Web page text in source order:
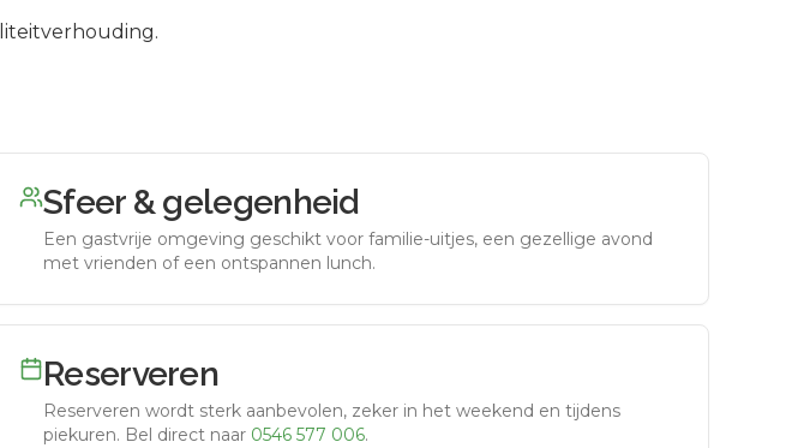
Sfeer & gelegenheid
Een gastvrije omgeving geschikt voor familie-uitjes, een gezellige avond
met vrienden of een ontspannen lunch.
Reserveren
Reserveren wordt sterk aanbevolen, zeker in het weekend en tijdens
piekuren. Bel direct naar 0546 577 006.